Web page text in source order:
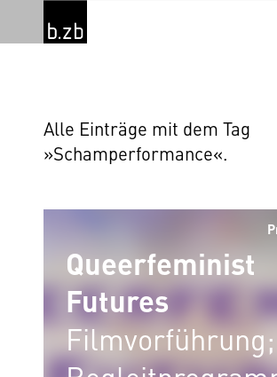
Alle Einträge mit dem Tag
»Schamperformance«.
Queerfeminist
Futures
Filmvorführung;